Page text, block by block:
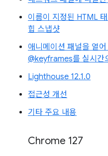
이름이 지정된 HTML
힙 스냅샷
애니메이션 패널을 열
@keyframes를 실시간
Lighthouse 12.1.0
접근성 개선
기타 주요 내용
Chrome 127